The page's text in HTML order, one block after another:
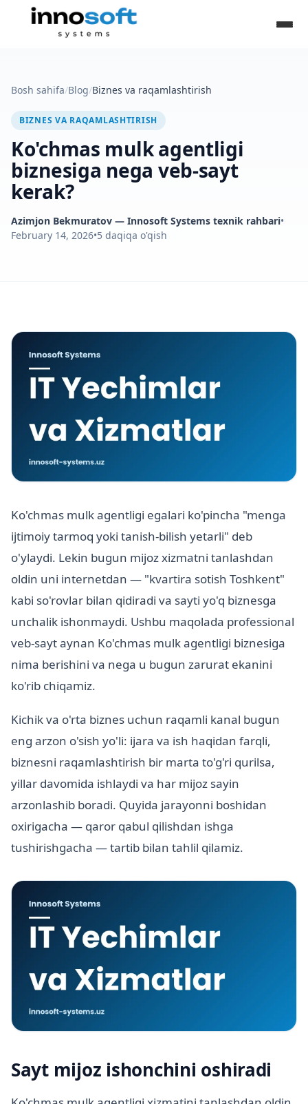
Bosh sahifa/Blog/Biznes va raqamlashtirish
BIZNES VA RAQAMLASHTIRISH
Ko'chmas mulk agentligi
biznesiga nega veb-sayt
kerak?
Azimjon Bekmuratov — Innosoft Systems texnik rahbari•
February 14, 2026•5 daqiqa o'qish
Ko'chmas mulk agentligi egalari ko'pincha "menga
ijtimoiy tarmoq yoki tanish-bilish yetarli" deb
o'ylaydi. Lekin bugun mijoz xizmatni tanlashdan
oldin uni internetdan — "kvartira sotish Toshkent"
kabi so'rovlar bilan qidiradi va sayti yo'q biznesga
unchalik ishonmaydi. Ushbu maqolada professional
veb-sayt aynan Ko'chmas mulk agentligi biznesiga
nima berishini va nega u bugun zarurat ekanini
ko'rib chiqamiz.
Kichik va o'rta biznes uchun raqamli kanal bugun
eng arzon o'sish yo'li: ijara va ish haqidan farqli,
biznesni raqamlashtirish bir marta to'g'ri qurilsa,
yillar davomida ishlaydi va har mijoz sayin
arzonlashib boradi. Quyida jarayonni boshidan
oxirigacha — qaror qabul qilishdan ishga
tushirishgacha — tartib bilan tahlil qilamiz.
Sayt mijoz ishonchini oshiradi